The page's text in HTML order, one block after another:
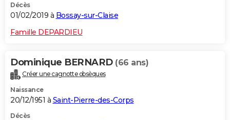
Décès
01/02/2019 à Bossay-sur-Claise
Famille DEPARDIEU
Dominique BERNARD (66 ans)
Créer une cagnotte obsèques
Naissance
20/12/1951 à Saint-Pierre-des-Corps
Décès